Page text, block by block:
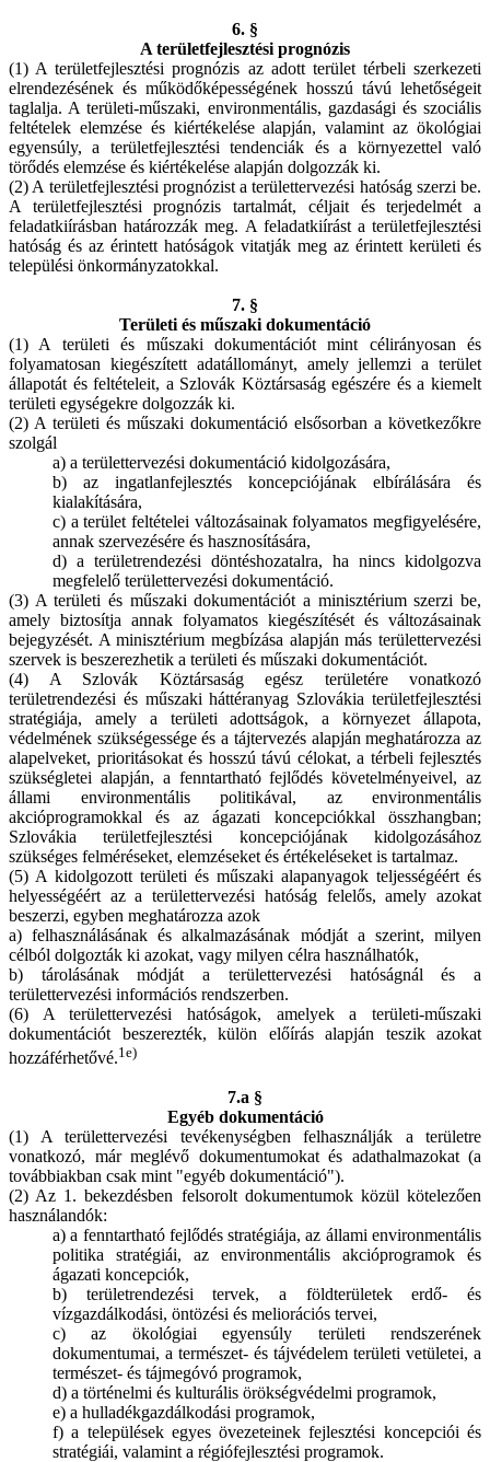
6. §
A területfejlesztési prognózis
(1) A területfejlesztési prognózis az adott terület térbeli szerkezeti
elrendezésének és működőképességének hosszú távú lehetőségeit
taglalja. A területi-műszaki, environmentális, gazdasági és szociális
feltételek elemzése és kiértékelése alapján, valamint az ökológiai
egyensúly, a területfejlesztési tendenciák és a környezettel való
törődés elemzése és kiértékelése alapján dolgozzák ki.
(2) A területfejlesztési prognózist a területtervezési hatóság szerzi be.
A területfejlesztési prognózis tartalmát, céljait és terjedelmét a
feladatkiírásban határozzák meg. A feladatkiírást a területfejlesztési
hatóság és az érintett hatóságok vitatják meg az érintett kerületi és
települési önkormányzatokkal.
7. §
Területi és műszaki dokumentáció
(1) A területi és műszaki dokumentációt mint célirányosan és
folyamatosan kiegészített adatállományt, amely jellemzi a terület
állapotát és feltételeit, a Szlovák Köztársaság egészére és a kiemelt
területi egységekre dolgozzák ki.
(2) A területi és műszaki dokumentáció elsősorban a következőkre
szolgál
a) a területtervezési dokumentáció kidolgozására,
b) az ingatlanfejlesztés koncepciójának elbírálására és
kialakítására,
c) a terület feltételei változásainak folyamatos megfigyelésére,
annak szervezésére és hasznosítására,
d) a területrendezési döntéshozatalra, ha nincs kidolgozva
megfelelő területtervezési dokumentáció.
(3) A területi és műszaki dokumentációt a minisztérium szerzi be,
amely biztosítja annak folyamatos kiegészítését és változásainak
bejegyzését. A minisztérium megbízása alapján más területtervezési
szervek is beszerezhetik a területi és műszaki dokumentációt.
(4) A Szlovák Köztársaság egész területére vonatkozó
területrendezési és műszaki háttéranyag Szlovákia területfejlesztési
stratégiája, amely a területi adottságok, a környezet állapota,
védelmének szükségessége és a tájtervezés alapján meghatározza az
alapelveket, prioritásokat és hosszú távú célokat, a térbeli fejlesztés
szükségletei alapján, a fenntartható fejlődés követelményeivel, az
állami environmentális politikával, az environmentális
akcióprogramokkal és az ágazati koncepciókkal összhangban;
Szlovákia területfejlesztési koncepciójának kidolgozásához
szükséges felméréseket, elemzéseket és értékeléseket is tartalmaz.
(5) A kidolgozott területi és műszaki alapanyagok teljességéért és
helyességéért az a területtervezési hatóság felelős, amely azokat
beszerzi, egyben meghatározza azok
a) felhasználásának és alkalmazásának módját a szerint, milyen
célból dolgozták ki azokat, vagy milyen célra használhatók,
b) tárolásának módját a területtervezési hatóságnál és a
területtervezési információs rendszerben.
(6) A területtervezési hatóságok, amelyek a területi-műszaki
dokumentációt beszerezték, külön előírás alapján teszik azokat
hozzáférhetővé.1e)
7.a §
Egyéb dokumentáció
(1) A területtervezési tevékenységben felhasználják a területre
vonatkozó, már meglévő dokumentumokat és adathalmazokat (a
továbbiakban csak mint "egyéb dokumentáció").
(2) Az 1. bekezdésben felsorolt dokumentumok közül kötelezően
használandók:
a) a fenntartható fejlődés stratégiája, az állami environmentális
politika stratégiái, az environmentális akcióprogramok és
ágazati koncepciók,
b) területrendezési tervek, a földterületek erdő- és
vízgazdálkodási, öntözési és meliorációs tervei,
c) az ökológiai egyensúly területi rendszerének
dokumentumai, a természet- és tájvédelem területi vetületei, a
természet- és tájmegóvó programok,
d) a történelmi és kulturális örökségvédelmi programok,
e) a hulladékgazdálkodási programok,
f) a települések egyes övezeteinek fejlesztési koncepciói és
stratégiái, valamint a régiófejlesztési programok.